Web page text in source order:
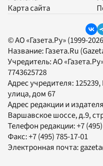
Карта сайта
© АО «Газета.Ру» (1999-
Название: Газета.Ru
Учредитель:АО
7743625728
Адрес учредителя:
улица, дом 67
Адрес редакции и
Варшавское шоссе, д.9,
Телефон редакции:+7
Факс:+7 (495) 785-17-01
Электронная почта: